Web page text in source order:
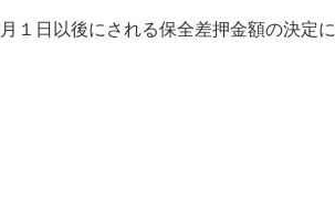
１日以後にされる保全差押金額の決定